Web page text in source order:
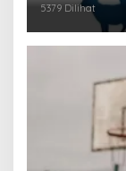
5379 Dilihat